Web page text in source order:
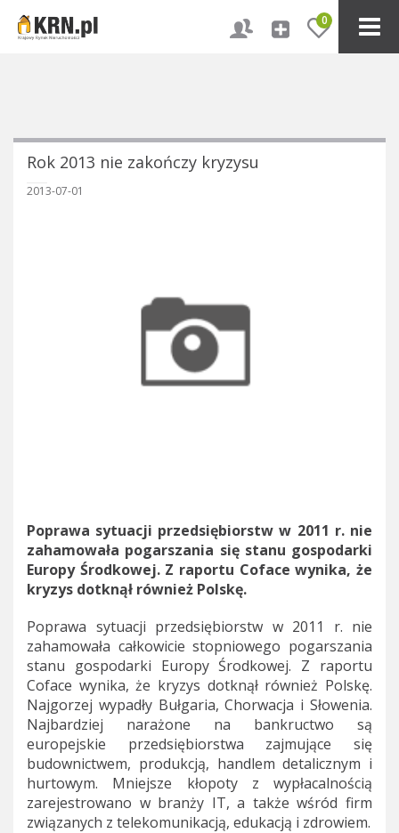
0
Rok 2013 nie zakończy kryzysu
2013-07-01
Poprawa sytuacji przedsiębiorstw w 2011 r. nie
zahamowała pogarszania się stanu gospodarki
Europy Środkowej. Z raportu Coface wynika, że
kryzys dotknął również Polskę.
Poprawa sytuacji przedsiębiorstw w 2011 r. nie
zahamowała całkowicie stopniowego pogarszania
stanu gospodarki Europy Środkowej. Z raportu
Coface wynika, że kryzys dotknął również Polskę.
Najgorzej wypadły Bułgaria, Chorwacja i Słowenia.
Najbardziej narażone na bankructwo są
europejskie przedsiębiorstwa zajmujące się
budownictwem, produkcją, handlem detalicznym i
hurtowym. Mniejsze kłopoty z wypłacalnością
zarejestrowano w branży IT, a także wśród firm
związanych z telekomunikacją, edukacją i zdrowiem.